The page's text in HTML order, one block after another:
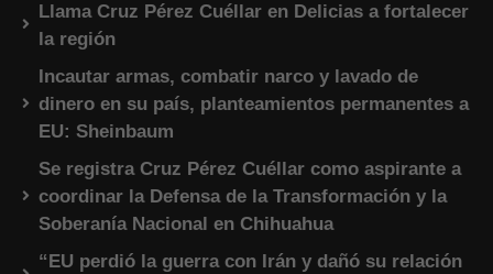
Llama Cruz Pérez Cuéllar en Delicias a fortalecer
la región
Incautar armas, combatir narco y lavado de
dinero en su país, planteamientos permanentes a
EU: Sheinbaum
Se registra Cruz Pérez Cuéllar como aspirante a
coordinar la Defensa de la Transformación y la
Soberanía Nacional en Chihuahua
“EU perdió la guerra con Irán y dañó su relación